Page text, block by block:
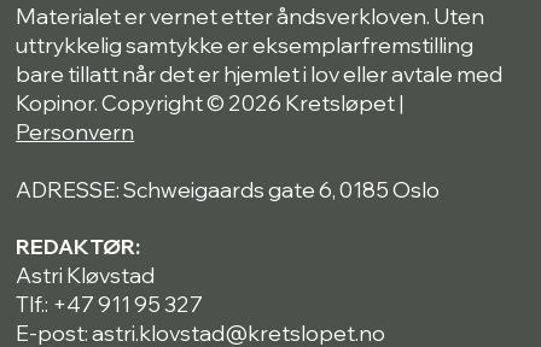
Materialet er vernet etter åndsverkloven. Uten
uttrykkelig samtykke er eksemplarfremstilling
bare tillatt når det er hjemlet i lov eller avtale med
Kopinor. Copyright © 2026 Kretsløpet |
Personvern
ADRESSE: Schweigaards gate 6, 0185 Oslo
REDAKTØR:
Astri Kløvstad
Tlf.: +47 911 95 327
E-post: astri.klovstad@kretslopet.no